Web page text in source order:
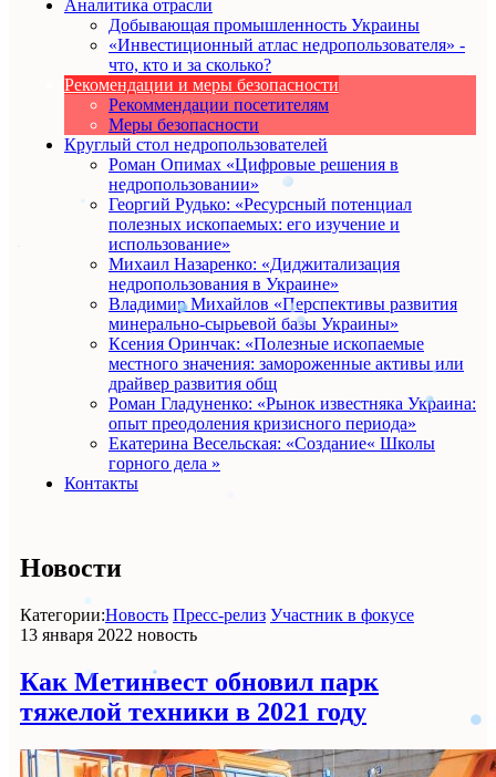
Аналитика отрасли
Добывающая промышленность Украины
«Инвестиционный атлас недропользователя» -
что, кто и за сколько?
Рекомендации и меры безопасности
Рекоммендации посетителям
Меры безопасности
Круглый стол недропользователей
Роман Опимах «Цифровые решения в
недропользовании»
Георгий Рудько: «Ресурсный потенциал
полезных ископаемых: его изучение и
использование»
Михаил Назаренко: «Диджитализация
недропользования в Украине»
Владимир Михайлов «Перспективы развития
минерально-сырьевой базы Украины»
Ксения Оринчак: «Полезные ископаемые
местного значения: замороженные активы или
драйвер развития общ
Роман Гладуненко: «Рынок известняка Украина:
опыт преодоления кризисного периода»
Екатерина Весельская: «Создание« Школы
горного дела »
Контакты
Новости
Категории:Новость Пресс-релиз Участник в фокусе
13 января 2022 новость
Как Метинвест обновил парк
тяжелой техники в 2021 году